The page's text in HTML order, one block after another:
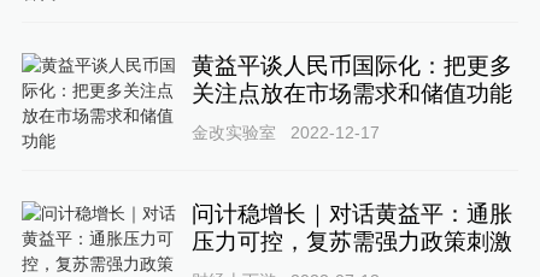
黄益平谈人民币国际化：把更多
关注点放在市场需求和储值功能
金改实验室 2022-12-17
问计稳增长｜对话黄益平：通胀
压力可控，复苏需强力政策刺激